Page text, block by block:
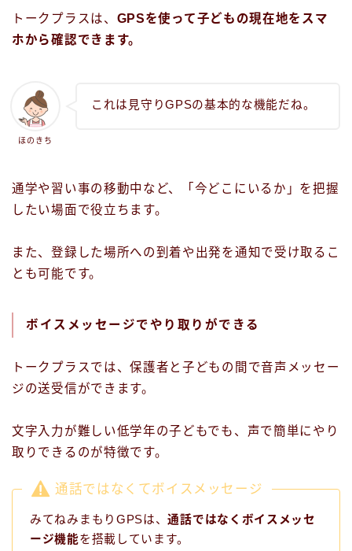
トークプラスは、 GPSを使って子どもの現在地をスマ
ホから確認できます。
ほのきち
これは見守りGPSの基本的な機能だね。
通学や習い事の移動中など、「今どこにいるか」を把握
したい場面で役立ちます。
また、登録した場所への到着や出発を通知で受け取るこ
とも可能です。
ボイスメッセージでやり取りができる
トークプラスでは、保護者と子どもの間で音声メッセー
ジの送受信ができます。
文字入力が難しい低学年の子どもでも、声で簡単にやり
取りできるのが特徴です。
通話ではなくてボイスメッセージ
みてねみまもりGPSは、通話ではなくボイスメッセ
ージ機能を搭載しています。